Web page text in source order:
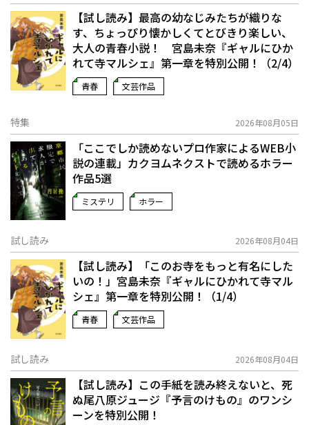
【試し読み】最高の幼なじみたちが織りな
す、ちょっぴり懐かしくてとびきり楽しい、
大人の青春小説！ 宮島未奈『ギャルにひか
れて寺マルシェ』第一章を特別公開！（2/4）
青春 文芸作品
特集 2026年08月05日
「ここでしか読めないプロ作家によるWEB小
説の連載」――カクヨムネクストで読めるホラー
作品5選
ミステリ ホラー
試し読み 2026年08月04日
【試し読み】「このお寺をもっと有名にした
いの！」宮島未奈『ギャルにひかれて寺マル
シェ』第一章を特別公開！（1/4）
青春 文芸作品
試し読み 2026年08月04日
【試し読み】この手紙を読み終えないと、死
ぬ――尾八原ジュージ『予言のけもの』のワンシ
ーンを特別公開！